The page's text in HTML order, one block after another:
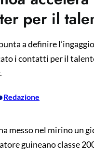
per il
a definire
i contatti per il
Redazione
messo nel mirino un
guineano classe